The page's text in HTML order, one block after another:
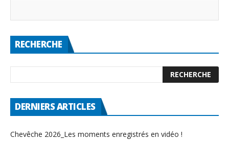
RECHERCHE
DERNIERS ARTICLES
Chevêche 2026_Les moments enregistrés en vidéo !